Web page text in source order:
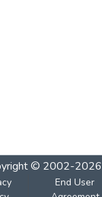
© 2002-2026
End User